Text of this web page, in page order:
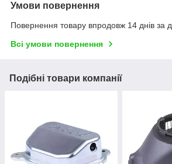
Умови повернення
Повернення товару впродовж 14 днів за
Всі умови повернення
Подібні товари компанії